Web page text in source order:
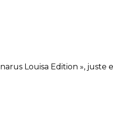
Louisa Edition », juste